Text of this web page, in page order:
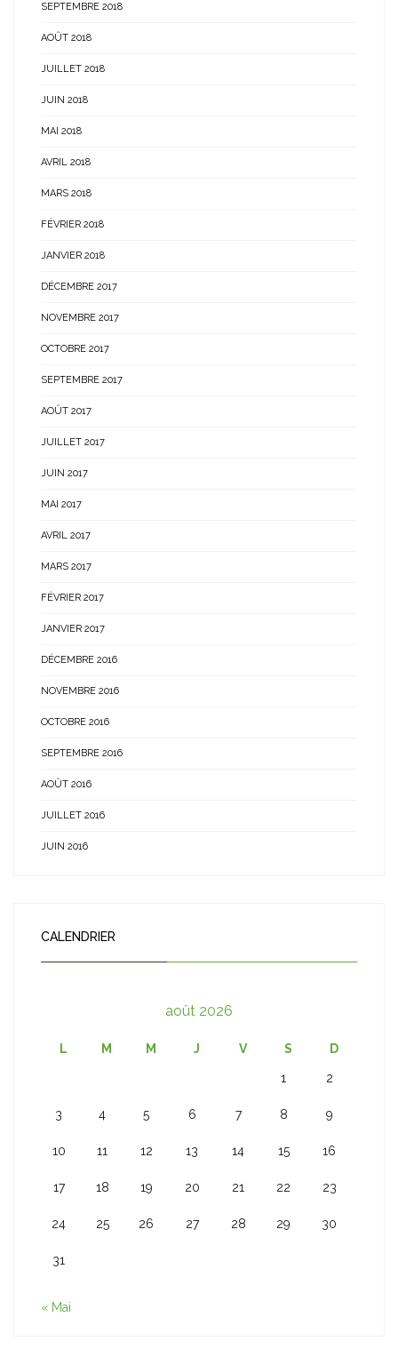
SEPTEMBRE 2018
AOÛT 2018
JUILLET 2018
JUIN 2018
MAI 2018
AVRIL 2018
MARS 2018
FÉVRIER 2018
JANVIER 2018
DÉCEMBRE 2017
NOVEMBRE 2017
OCTOBRE 2017
SEPTEMBRE 2017
AOÛT 2017
JUILLET 2017
JUIN 2017
MAI 2017
AVRIL 2017
MARS 2017
FÉVRIER 2017
JANVIER 2017
DÉCEMBRE 2016
NOVEMBRE 2016
OCTOBRE 2016
SEPTEMBRE 2016
AOÛT 2016
JUILLET 2016
JUIN 2016
CALENDRIER
août 2026
L M M J V S D
1 2
3 4 5 6 7 8 9
10 11 12 13 14 15 16
17 18 19 20 21 22 23
24 25 26 27 28 29 30
31
« Mai